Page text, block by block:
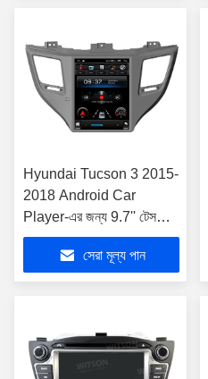
Hyundai Tucson 3 2015-
2018 Android Car
Player-এর জন্য 9.7'' টেসলা
ভার্টিক্যাল স্ক্রিন
সেরা মূল্য পান